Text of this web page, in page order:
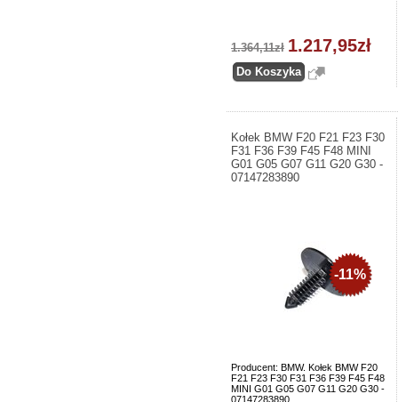
1.364,11zł 1.217,95zł
Kołek BMW F20 F21 F23 F30
F31 F36 F39 F45 F48 MINI
G01 G05 G07 G11 G20 G30 -
07147283890
Producent: BMW. Kołek BMW F20
F21 F23 F30 F31 F36 F39 F45 F48
MINI G01 G05 G07 G11 G20 G30 -
07147283890
-11%